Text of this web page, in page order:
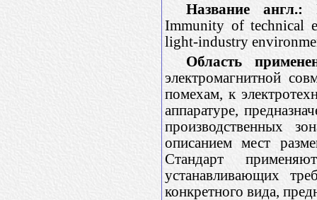
Название англ.:
Immunity of technical
light-industry
Область
электромагнитной
помехам, к
аппаратуре,
производственных
описанием мест
Стандарт
устанавливающих
конкретного вида,